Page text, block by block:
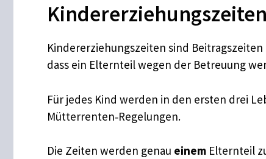
Kindererziehungszeiten sind
dass ein Elternteil wegen der Betreuung
​Für jedes Kind werden in den ersten drei
Mütterrenten‑Regelungen.
​Die Zeiten werden genau einem Elternteil